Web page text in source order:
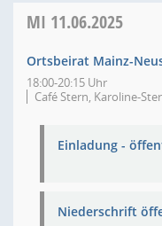
MI 11.06.2025
Ortsbeirat Mainz-
18:00-20:15 Uhr
Café Stern, Karoline-
Einladung -
Niederschrift